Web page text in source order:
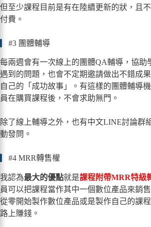
但至少課程目前是有在陸續更新的狀，且
付費。
#3 團體輔導
每兩週會有一次線上的團體QA輔導，協助
遇到的問題，也會不定期邀請做出不錯成
自己的「成功故事」。有這樣的團體輔導
員在購買課程後，不會求助無門。
除了線上輔導之外，也有中文LINE討論群
動發問。
#4 MRR轉售權
我認為最大的優點就是課程附帶MRR特級
員可以把課程當作其中一個數位產品來銷
從零開始製作數位產品或是製作自己的課
路上賺錢。